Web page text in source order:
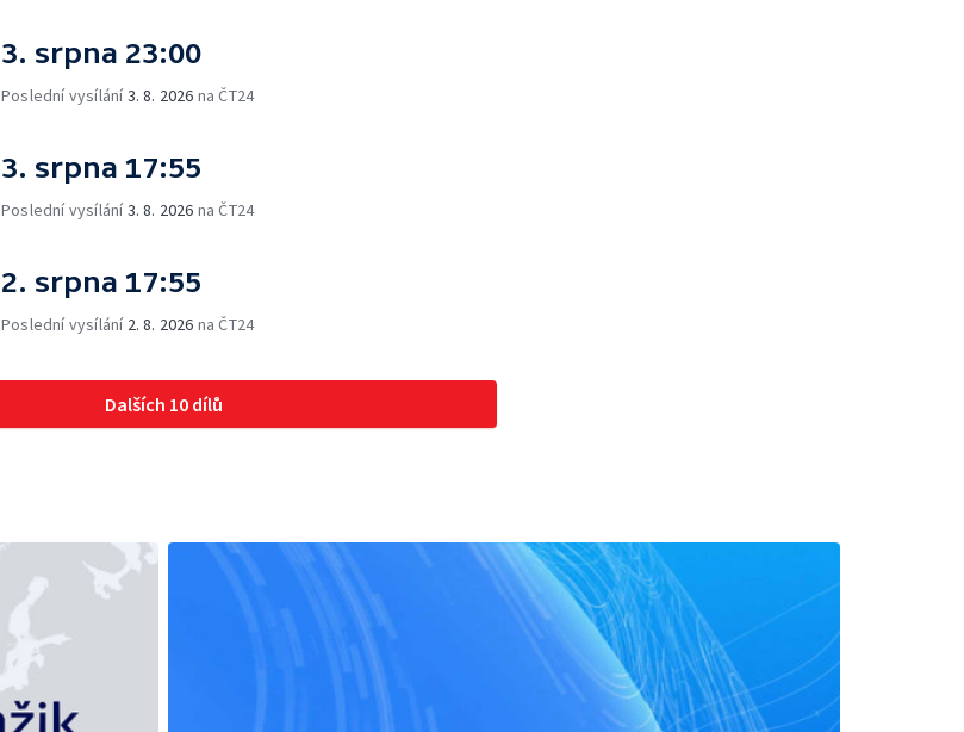
3. srpna 23:00
Poslední vysílání3. 8. 2026 na ČT24
3. srpna 17:55
Poslední vysílání3. 8. 2026 na ČT24
2. srpna 17:55
Poslední vysílání 2. 8. 2026 na ČT24
Dalších 10 dílů